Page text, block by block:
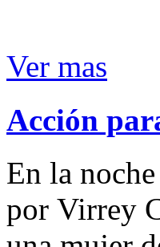
Ver mas
Acción
En la
por Virrey